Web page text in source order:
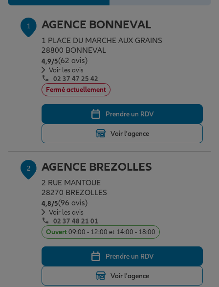
Assurance emprunteur
Prévoyance et dépendance
Assurance animal de compagnie
Protection de la famille
Protection juridique
Épargne & retraite
Plan épargne retraite
Assurance vie
Placements financiers
Investissements immobiliers
Transmission
Vos projets
Partir en vacances
Changer de voiture
Départ à la retraite
Préparer l’avenir
Conseil assurance
Assurance auto
Assurance habitation
Le Pack Famille
Garantie des accidents de la vie
Professionnels
Allianz en France
1 AGENCE BONNEVAL
1 PLACE DU MARCHE AUX GRAINS
28800 BONNEVAL
4,9/5Note de 4.9 sur 5
(62 avis)
Voir les avis
02 37 47 25 42
Fermé actuellement
Prendre un RDV
Voir l'agence
2 AGENCE BREZOLLES
2 RUE MANTOUE
28270 BREZOLLES
4,8/5Note de 4.8 sur 5
(96 avis)
Voir les avis
02 37 48 21 01
Ouvert09:00 - 12:00 et 14:00 - 18:00
Prendre un RDV
Voir l'agence